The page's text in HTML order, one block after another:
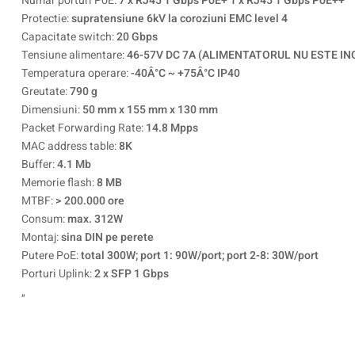
Protectie:supratensiune 6kV la coroziuni EMC level 4
Capacitate switch:20 Gbps
Tensiune alimentare:46-57V DC 7A (ALIMENTATORUL NU ESTE
Temperatura operare:-40Â°C ~ +75Â°C IP40
Greutate:790 g
Dimensiuni:50 mm x 155 mm x 130 mm
Packet Forwarding Rate:14.8 Mpps
MAC address table:8K
Buffer:4.1 Mb
Memorie flash:8 MB
MTBF:> 200.000 ore
Consum:max. 312W
Montaj:sina DIN pe perete
Putere PoE:total 300W; port 1: 90W/port; port 2-8: 30W/port
Porturi Uplink:2 x SFP 1 Gbps
„